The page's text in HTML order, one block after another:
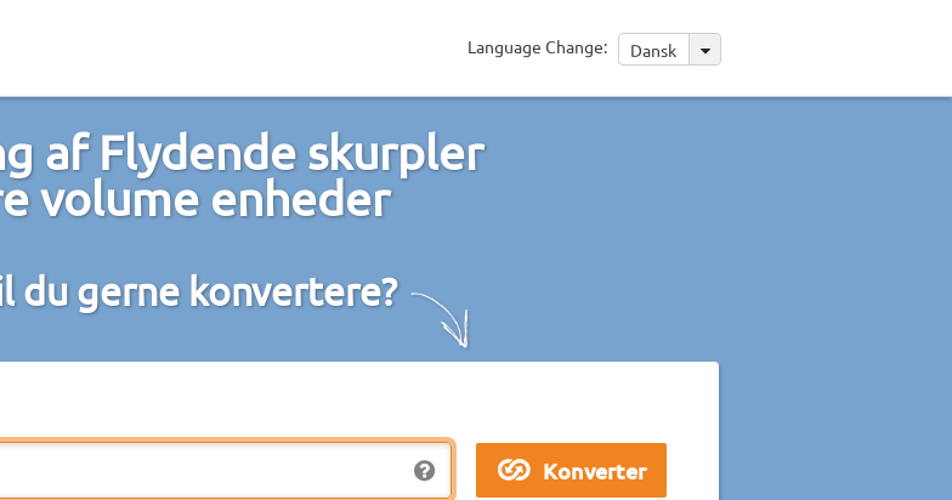
Language Change: Dansk
af Flydende skurpler
volume enheder
du gerne konvertere?